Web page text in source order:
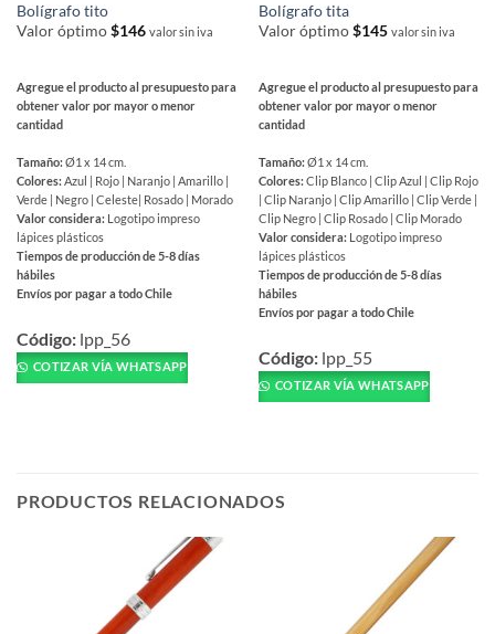
Bolígrafo tito
Valor óptimo$146 valor sin iva
Agregue el producto al presupuesto para
obtener valor por mayor o menor
cantidad
Tamaño:Ø1 x 14 cm.
Colores:Azul | Rojo | Naranjo | Amarillo |
Verde | Negro | Celeste| Rosado | Morado
Valor considera: Logotipo impreso
lápices plásticos
Tiempos de producción de 5-8 días
hábiles
Envíos por pagar a todo Chile
producto
tiene
múltiples
pueden
Código: lpp_56
COTIZAR VÍA WHATSAPP
Bolígrafo tita
Valor óptimo$145 valor sin iva
Agregue el producto al presupuesto para
obtener valor por mayor o menor
cantidad
Tamaño:Ø1 x 14 cm.
Colores:Clip Blanco | Clip Azul | Clip Rojo
| Clip Naranjo | Clip Amarillo | Clip Verde |
Clip Negro | Clip Rosado | Clip Morado
Valor considera: Logotipo impreso
lápices plásticos
Tiempos de producción de 5-8 días
hábiles
Envíos por pagar a todo Chile
producto
tiene
múltiples
se
Código: lpp_55
COTIZAR VÍA WHATSAPP
PRODUCTOS RELACIONADOS